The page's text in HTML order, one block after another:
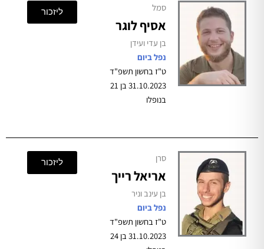
סמל
אסיף לוגר
בן עדי ועידן
נפל ביום
ט"ז בחשון תשפ"ד
31.10.2023 בן 21
סרן
אריאל רייך
בן עינב וניר
נפל ביום
ט"ז בחשון תשפ"ד
31.10.2023 בן 24